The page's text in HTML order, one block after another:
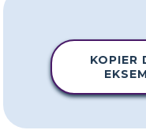
KOPIER